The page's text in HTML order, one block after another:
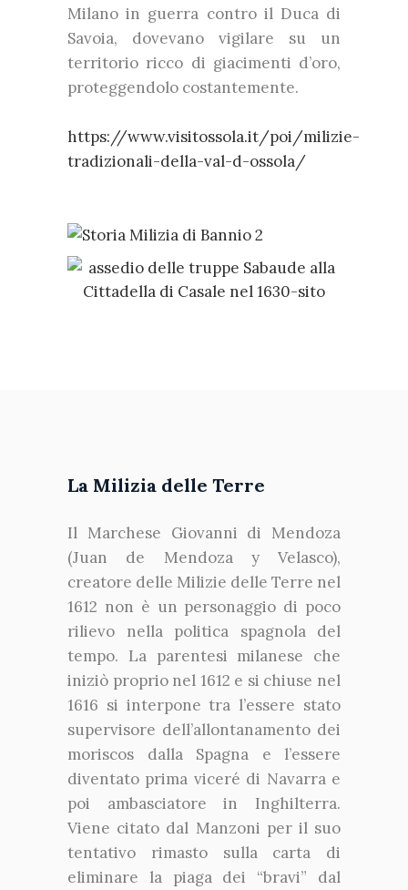
Milano in guerra contro il Duca di
Savoia, dovevano vigilare su un
territorio ricco di giacimenti d’oro,
proteggendolo costantemente.
https://www.visitossola.it/poi/milizie-
tradizionali-della-val-d-ossola/
La Milizia delle Terre
Il Marchese Giovanni di Mendoza
(Juan de Mendoza y Velasco),
creatore delle Milizie delle Terre nel
1612 non è un personaggio di poco
rilievo nella politica spagnola del
tempo. La parentesi milanese che
iniziò proprio nel 1612 e si chiuse nel
1616 si interpone tra l’essere stato
supervisore dell’allontanamento dei
moriscos dalla Spagna e l’essere
diventato prima viceré di Navarra e
poi ambasciatore in Inghilterra.
Viene citato dal Manzoni per il suo
tentativo rimasto sulla carta di
eliminare la piaga dei “bravi” dal